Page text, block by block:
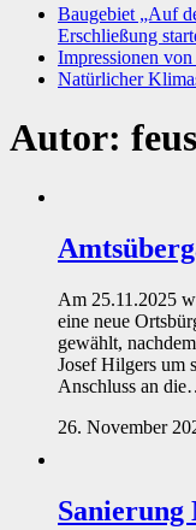
Baugebiet „Auf
Erschließung
Impressionen
Natürlicher
Autor:
Am 25.11.2025
eine neue
gewählt,
Josef Hilgers um
Anschluss an
26. November
Sanierung